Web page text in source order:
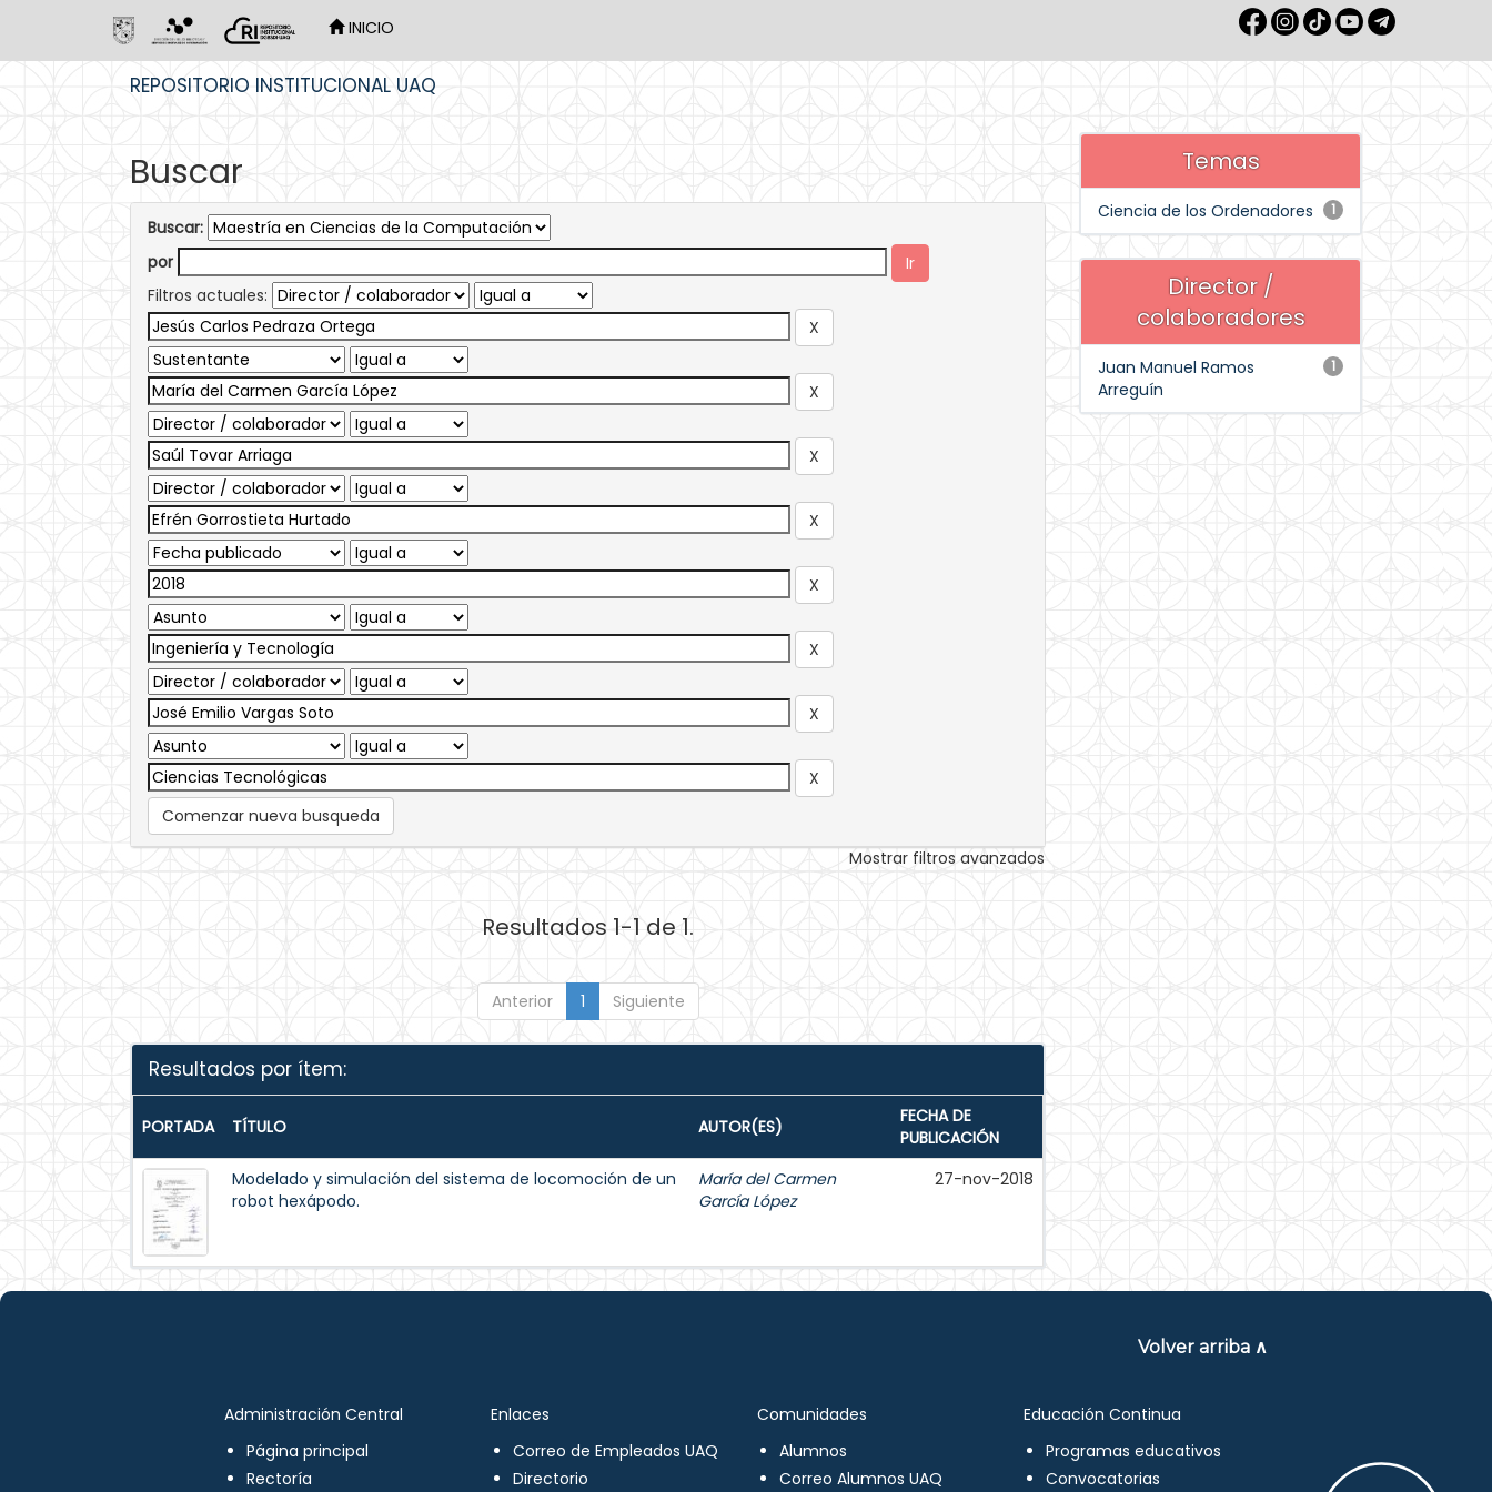
INICIO
REPOSITORIO INSTITUCIONAL UAQ
Buscar
Buscar:
por
Filtros actuales:
Comenzar nueva busqueda
Mostrar filtros avanzados
Resultados 1-1 de 1.
Anterior 1 Siguiente
Resultados por ítem:
PORTADA TÍTULO AUTOR(ES)
FECHA DE
PUBLICACIÓN
Modelado y simulación del sistema de locomoción de un
robot hexápodo.
María del Carmen
García López
27-nov-2018
Temas
1
Ciencia de los Ordenadores
Director /
colaboradores
1
Juan Manuel Ramos
Arreguín
Volver arriba ∧
Administración Central
Página principal
Rectoría
Enlaces
Correo de Empleados UAQ
Directorio
Comunidades
Alumnos
Correo Alumnos UAQ
Educación Continua
Programas educativos
Convocatorias